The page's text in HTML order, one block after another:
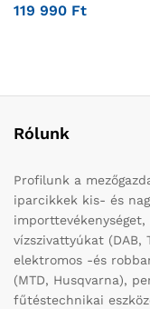
119 990 Ft
Rólunk
Profilunk a
iparcikkek kis- és
importtevékenységet,
vízszivattyúkat (DAB,
elektromos -és
(MTD, Husqvarna),
fűtéstechnikai